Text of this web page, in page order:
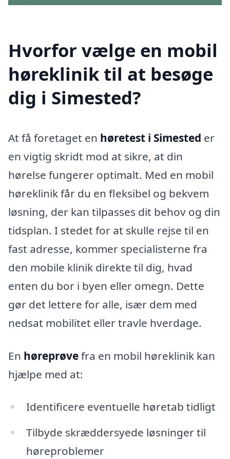
Hvorfor vælge en mobil
høreklinik til at besøge
dig i Simested?
At få foretaget en høretest i Simested er
en vigtig skridt mod at sikre, at din
hørelse fungerer optimalt. Med en mobil
høreklinik får du en fleksibel og bekvem
løsning, der kan tilpasses dit behov og din
tidsplan. I stedet for at skulle rejse til en
fast adresse, kommer specialisterne fra
den mobile klinik direkte til dig, hvad
enten du bor i byen eller omegn. Dette
gør det lettere for alle, især dem med
nedsat mobilitet eller travle hverdage.
En høreprøvefra en mobil høreklinik kan
hjælpe med at:
Identificere eventuelle høretab tidligt
Tilbyde skræddersyede løsninger til
høreproblemer